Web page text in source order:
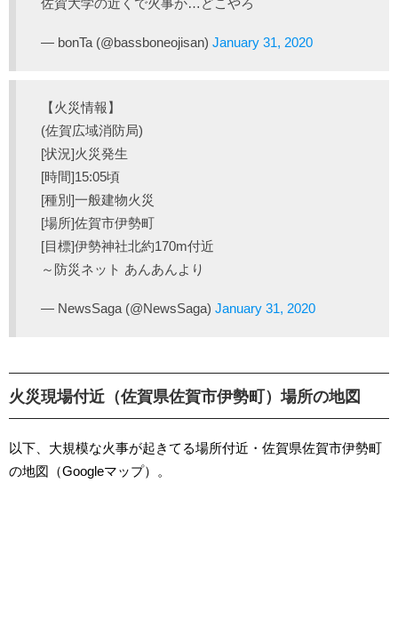
佐賀大学の近くで火事か…どこやろ
— bonTa (@bassboneojisan) January 31, 2020
【火災情報】
(佐賀広域消防局)
[状況]火災発生
[時間]15:05頃
[種別]一般建物火災
[場所]佐賀市伊勢町
[目標]伊勢神社北約170m付近
～防災ネット あんあんより
— NewsSaga (@NewsSaga) January 31, 2020
火災現場付近（佐賀県佐賀市伊勢町）場所の地図
以下、大規模な火事が起きてる場所付近・佐賀県佐賀市伊勢町
の地図（Googleマップ）。